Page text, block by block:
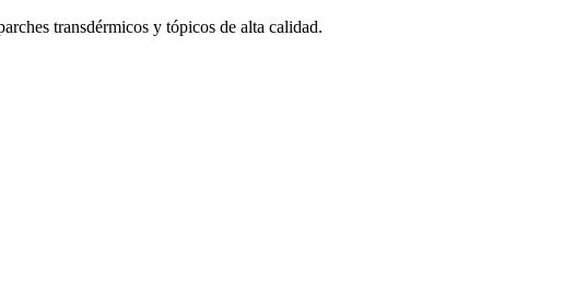
transdérmicos y tópicos de alta calidad.